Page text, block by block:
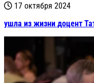
17 октября 2024
ушла из жизни доцент